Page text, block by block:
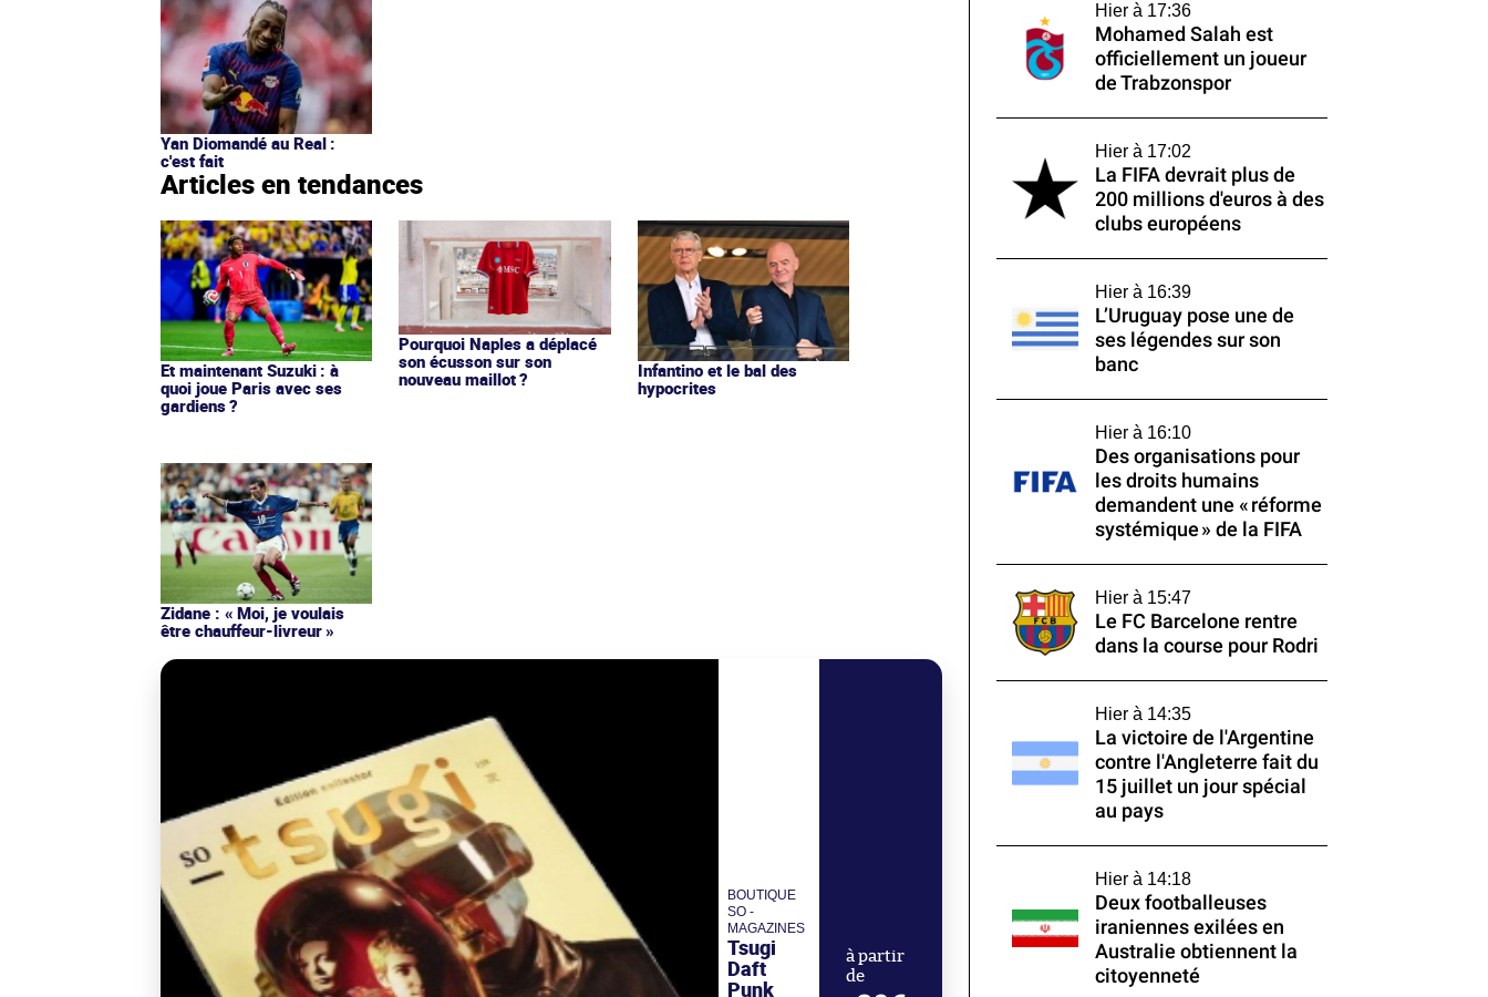
Yan Diomandé au Real :
c'est fait
Articles en tendances
Et maintenant Suzuki : à
quoi joue Paris avec ses
gardiens ?
Pourquoi Naples a déplacé
son écusson sur son
nouveau maillot ?
Infantino et le bal des
hypocrites
Zidane : « Moi, je voulais
être chauffeur-livreur »
BOUTIQUE
SO -
MAGAZINES
Tsugi
Daft
Punk
à partir
de
Hier à 17:36
Mohamed Salah est
officiellement un joueur
de Trabzonspor
Hier à 17:02
La FIFA devrait plus de
200 millions d'euros à des
clubs européens
Hier à 16:39
L’Uruguay pose une de
ses légendes sur son
banc
Hier à 16:10
Des organisations pour
les droits humains
demandent une « réforme
systémique » de la FIFA
Hier à 15:47
Le FC Barcelone rentre
dans la course pour Rodri
Hier à 14:35
La victoire de l'Argentine
contre l'Angleterre fait du
15 juillet un jour spécial
au pays
Hier à 14:18
Deux footballeuses
iraniennes exilées en
Australie obtiennent la
citoyenneté